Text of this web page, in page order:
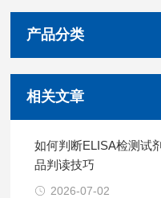
产品分类
相关文章
如何判断ELISA检测试
品判读技巧
2026-07-02